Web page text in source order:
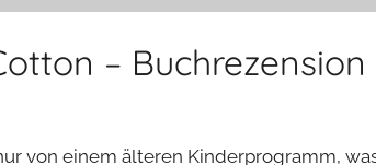
– Buchrezension
von einem älteren Kinderprogramm,